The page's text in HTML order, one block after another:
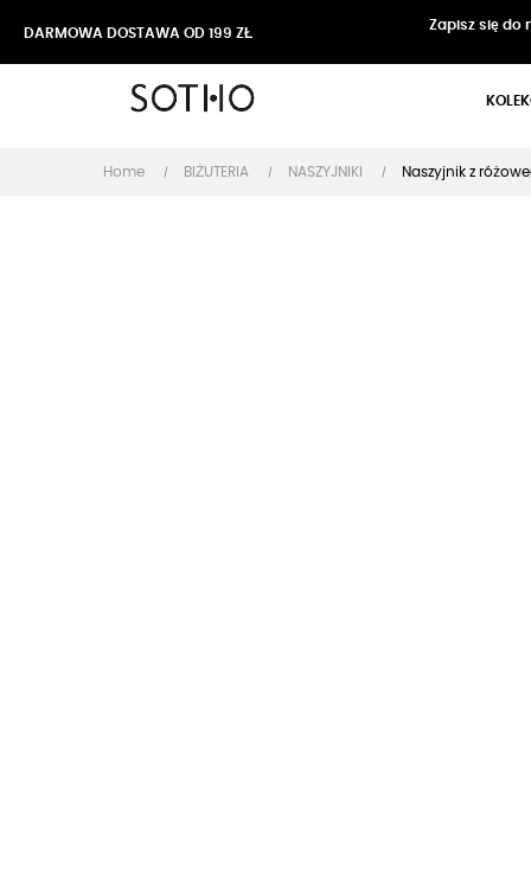
DARMOWA DOSTAWA OD 199 ZŁ
Zapisz się do
Home BIŻUTERIA NASZYJNIKI Naszyjnik z